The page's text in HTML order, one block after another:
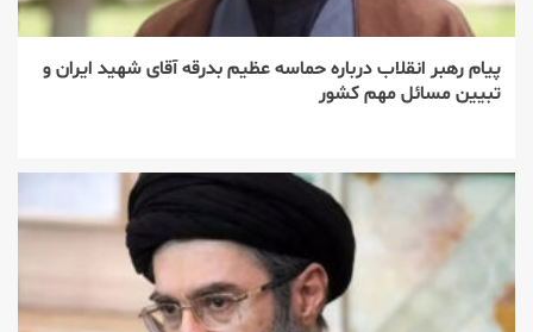
پیام رهبر انقلاب درباره حماسه عظیم بدرقه آقای شهید ایران و
تبیین مسائل مهم کشور